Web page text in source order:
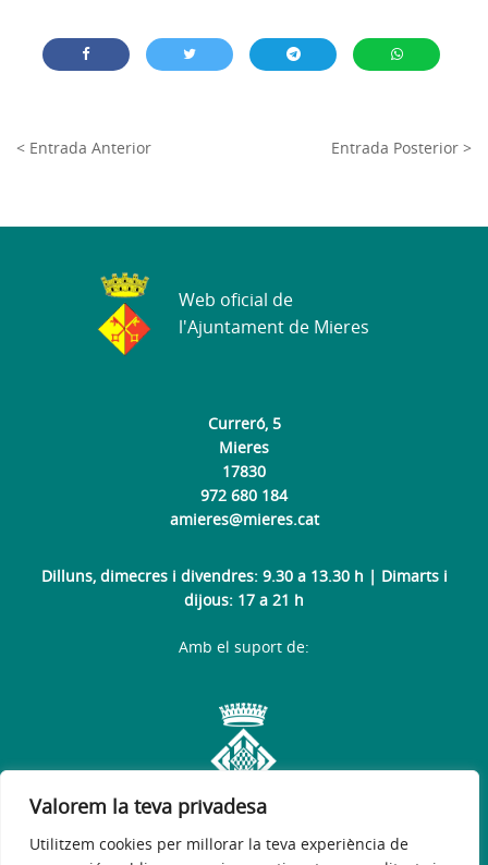
Valorem la teva privadesa
Utilitzem cookies per millorar la teva experiència de
< Entrada Anterior Entrada Posterior >
Curreró, 5
Mieres
17830
972 680 184
amieres@mieres.cat
Dilluns, dimecres i divendres: 9.30 a 13.30 h | Dimarts i
dijous: 17 a 21 h
Web oficial de
l'Ajuntament de Mieres
Amb el suport de: